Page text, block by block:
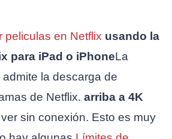
peliculas en Netflix usando la
para iPad o iPhoneLa
la descarga de
de Netflix. arriba a 4K
sin conexión. Esto es muy